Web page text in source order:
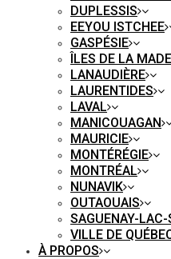
DUPLESSIS
EEYOU ISTCHEE
GASPÉSIE
ÎLES DE LA
LANAUDIÈRE
LAURENTIDES
LAVAL
MANICOUAGAN
MAURICIE
MONTÉRÉGIE
MONTRÉAL
NUNAVIK
OUTAOUAIS
SAGUENAY-
VILLE DE
À PROPOS